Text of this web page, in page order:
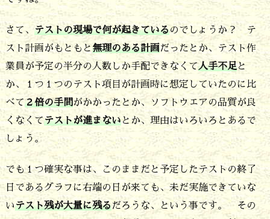
ス
ト
チ
ー
ム
の
実
が
実
さて、 テストの現場で何が起きているのでしょうか？ テ
スト計画がもともと無理のある計画だったとか、テスト作
業員が予定の半分の人数しか手配できなくて人手不足と
か、１つ１つのテスト項目が計画時に想定していたのに比
べて ２倍の手間 がかかったとか、ソフトウエアの品質が良
くなくてテストが進まないとか、理由はいろいろとあるで
しょう。
でも１つ確実な事は、このままだと予定したテストの終了
日であるグラフに右端の日が来ても、未だ実施できていな
いテスト残が大量に残るだろうな、という事です。 その